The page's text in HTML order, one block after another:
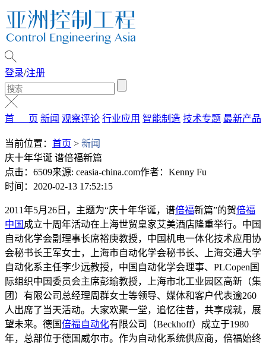
登录/注册
首 页 新闻 观察评论 行业应用 智能制造 技术专题 最新产品
当前位置： 首页 > 新闻
庆十年华诞 谱倍福新篇
点击：6509来源: ceasia-china.com作者：Kenny Fu
时间：2020-02-13 17:52:15
2011年5月26日，主题为“庆十年华诞，谱倍福新篇”的贺倍福
中国 成立十周年活动在上海世贸皇家艾美酒店隆重举行。中国
自动化学会副理事长席裕庚教授，中国机电一体化技术应用协
会秘书长王军女士，上海市自动化学会秘书长、上海交通大学
自动化系主任李少远教授，中国自动化学会理事、PLCopen国
际组织中国委员会主席彭瑜教授，上海市北工业园区高新（集
团）有限公司总经理周群女士等领导、媒体和客户代表逾260
人出席了当天活动。大家欢聚一堂，追忆往昔，共享成就，展
望未来。德国倍福自动化有限公司（Beckhoff）成立于1980
年，总部位于德国威尔市。作为自动化系统供应商，倍福始终